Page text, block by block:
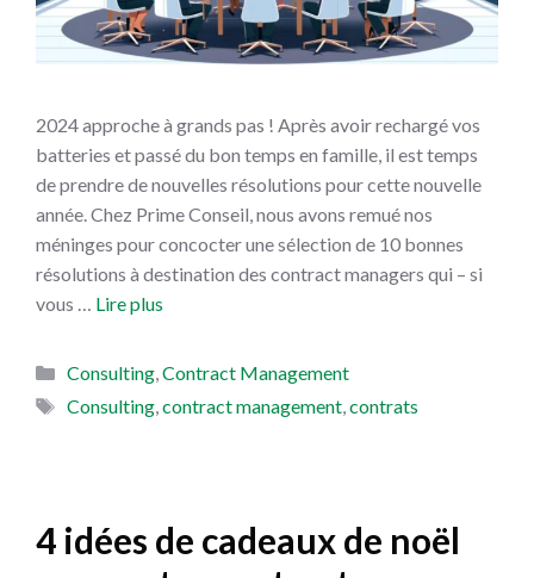
2024 approche à grands pas ! Après avoir rechargé vos
batteries et passé du bon temps en famille, il est temps
de prendre de nouvelles résolutions pour cette nouvelle
année. Chez Prime Conseil, nous avons remué nos
méninges pour concocter une sélection de 10 bonnes
résolutions à destination des contract managers qui – si
vous … Lire plus
Catégories
Consulting,Contract Management
Étiquettes
Consulting,contract management,contrats
4 idées de cadeaux de noël